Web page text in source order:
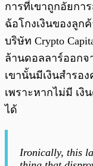
การที่เขาถูกอัยกา
ฉ้อโกงเงินของลูก
บริษัท Crypto
ล้านดอลลาร์ออกจ
เขานั้นมีเงินสำรอ
เพราะหากไม่มี เ
ได้
Ironically, this